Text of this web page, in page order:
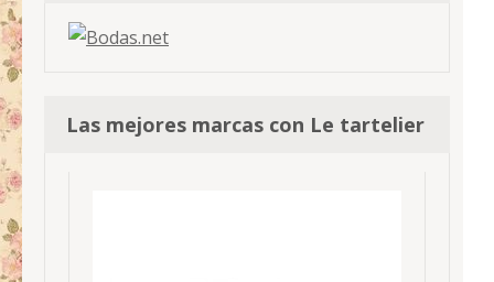
Las mejores marcas con Le tartelier